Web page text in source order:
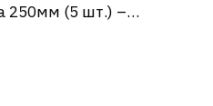
250мм (5 шт.) –
для 3s, 4s, 5s